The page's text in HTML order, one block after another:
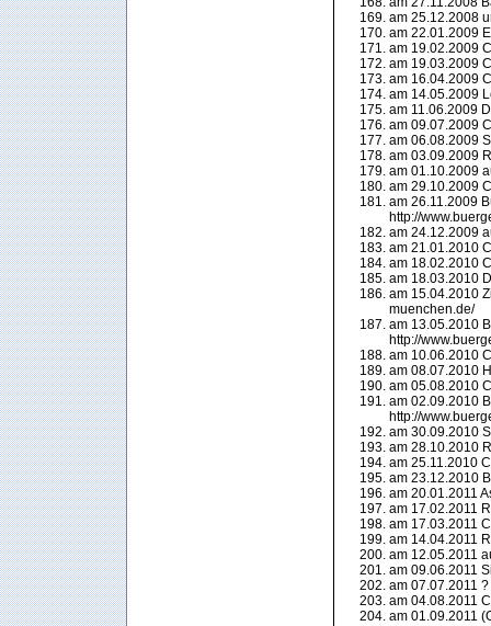
am 25.12.2008
am 22.01.2009
am 19.02.2009
am 19.03.2009
am 16.04.2009
am 14.05.2009
am 11.06.2009
am 09.07.2009
am 06.08.2009
am 03.09.2009
am 01.10.2009
am 29.10.2009
am 26.11.2009
http://
am 24.12.2009
am 21.01.2010
am 18.02.2010
am 18.03.2010
am 15.04.2010
muenchen.de/
am 13.05.2010
http://
am 10.06.2010
am 08.07.2010
am 05.08.2010
am 02.09.2010
http://
am 30.09.2010
am 28.10.2010
am 25.11.2010
am 23.12.2010
am 20.01.2011
am 17.02.2011
am 17.03.2011
am 14.04.2011
am 12.05.2011
am 09.06.2011
am 07.07.2011 ?
am 04.08.2011
am 01.09.2011